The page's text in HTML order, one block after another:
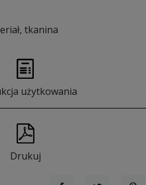
tkanina
użytkowania
Drukuj